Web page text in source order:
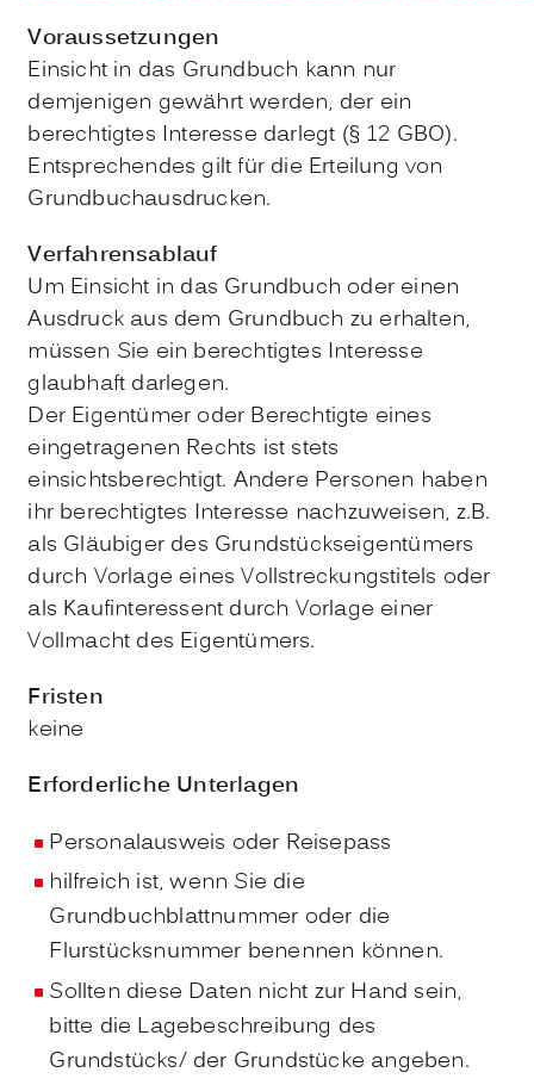
Voraussetzungen
Einsicht in das Grundbuch kann nur
demjenigen gewährt werden, der ein
berechtigtes Interesse darlegt (§ 12 GBO).
Entsprechendes gilt für die Erteilung von
Grundbuchausdrucken.
Verfahrensablauf
Um Einsicht in das Grundbuch oder einen
Ausdruck aus dem Grundbuch zu erhalten,
müssen Sie ein berechtigtes Interesse
glaubhaft darlegen.
Der Eigentümer oder Berechtigte eines
eingetragenen Rechts ist stets
einsichtsberechtigt. Andere Personen haben
ihr berechtigtes Interesse nachzuweisen, z.B.
als Gläubiger des Grundstückseigentümers
durch Vorlage eines Vollstreckungstitels oder
als Kaufinteressent durch Vorlage einer
Vollmacht des Eigentümers.
Fristen
keine
Erforderliche Unterlagen
Personalausweis oder Reisepass
hilfreich ist, wenn Sie die
Grundbuchblattnummer oder die
Flurstücksnummer benennen können.
Sollten diese Daten nicht zur Hand sein,
bitte die Lagebeschreibung des
Grundstücks/ der Grundstücke angeben.